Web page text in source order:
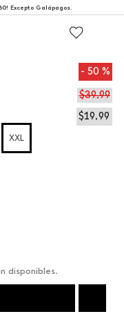
Excepto Galápagos.
50 %
$39,99
$19,99
XXL
disponibles.